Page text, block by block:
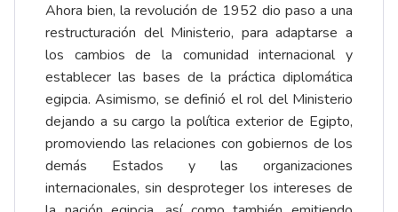
Ahora bien, la revolución de 1952 dio paso a una
restructuración del Ministerio, para adaptarse a
los cambios de la comunidad internacional y
establecer las bases de la práctica diplomática
egipcia. Asimismo, se definió el rol del Ministerio
dejando a su cargo la política exterior de Egipto,
promoviendo las relaciones con gobiernos de los
demás Estados y las organizaciones
internacionales, sin desproteger los intereses de